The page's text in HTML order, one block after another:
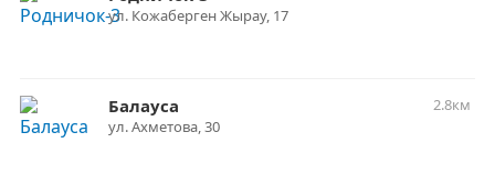
ул. Кожаберген Жырау, 17
Балауса
2.8км
​ул. Ахметова, 30